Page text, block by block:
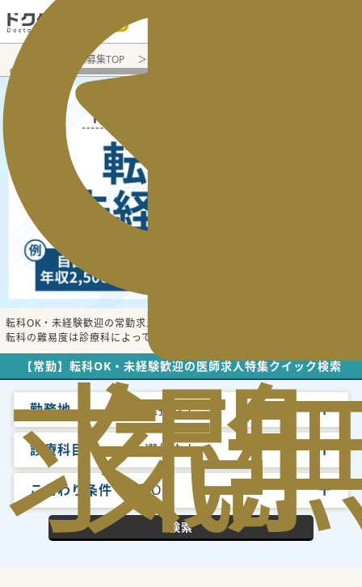
求
気
閲
医師転職・求人募集TOP
転科OK・未経験歓迎の常勤求人特集です。
転科の難易度は診療科によって様
【常勤】転科OK・未経験歓迎の医師求人特集クイック検索
勤務地 選択なし
診療科目 選択なし
こだわり条件 転科OK
検索